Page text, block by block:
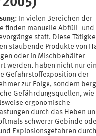
: In vielen Bereichen der
finden manuelle Abfüll- und
statt. Diese
staubende Produkte von
oder in Mischbehälter
werden, haben nicht nur
Gefahrstoffexposition der
zur Folge, sondern
Gefährdungsquellen, wie
ergonomische
durch das Heben
schwerer Gebinde
Explosionsgefahren